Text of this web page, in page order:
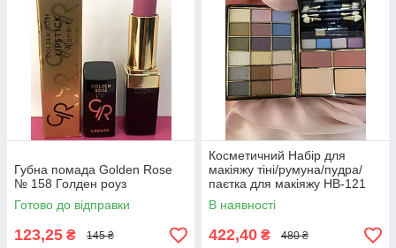
Губна помада Golden Rose
№ 158 Голден роуз
Готово до відправки
123,25 ₴ 145 ₴
Косметичний Набір для
макіяжу тіні/румуна/пудра/
паєтка для макіяжу НВ-121
В наявності
422,40 ₴ 480 ₴